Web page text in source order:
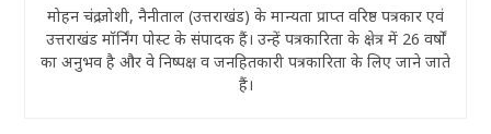
मोहन चंद्र जोशी, नैनीताल (उत्तराखंड) के मान्यता प्राप्त वरिष्ठ पत्रकार एवं
उत्तराखंड मॉर्निंग पोस्ट के संपादक हैं। उन्हें पत्रकारिता के क्षेत्र में 26 वर्षों
का अनुभव है और वे निष्पक्ष व जनहितकारी पत्रकारिता के लिए जाने जाते
हैं।